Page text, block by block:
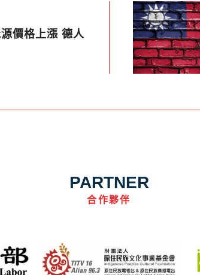
源價格上漲 德人
PARTNER
合作夥伴